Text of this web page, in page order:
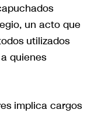
un acto que
utilizados
quienes
implica cargos